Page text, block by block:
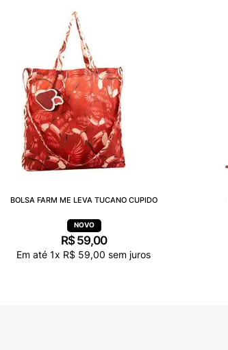
BOLSA FARM ME LEVA TUCANO CUPIDO
R$ 59,00
Em até 1x R$ 59,00 sem juros